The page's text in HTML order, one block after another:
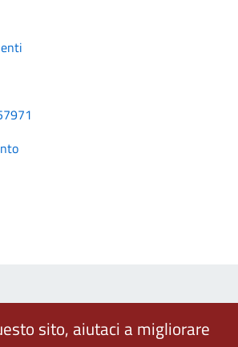
sito, aiutaci a migliorare